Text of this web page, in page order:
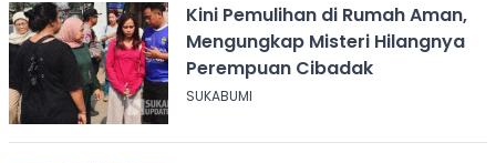
Kini Pemulihan di Rumah Aman,
Mengungkap Misteri Hilangnya
Perempuan Cibadak
SUKABUMI